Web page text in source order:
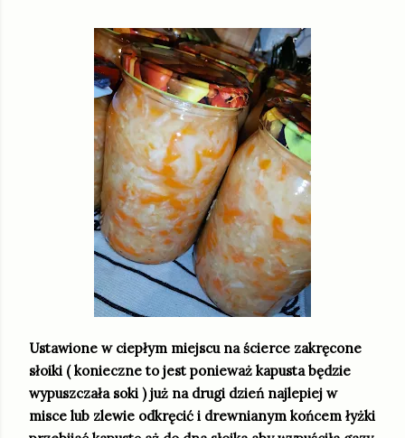
Ustawione w ciepłym miejscu na ścierce zakręcone
słoiki ( konieczne to jest ponieważ kapusta będzie
wypuszczała soki ) już na drugi dzień najlepiej w
misce lub zlewie odkręcić i drewnianym końcem łyżki